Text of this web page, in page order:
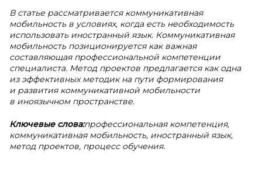
В статье рассматривается коммуникативная
мобильность в условиях, когда есть необходимость
использовать иностранный язык. Коммуникативная
мобильность позиционируется как важная
составляющая профессиональной компетенции
специалиста. Метод проектов предлагается как одна
из эффективных методик на пути формирования
и развития коммуникативной мобильности
в иноязычном пространстве.
Ключевые слова:профессиональная компетенция,
коммуникативная мобильность, иностранный язык,
метод проектов, процесс обучения.